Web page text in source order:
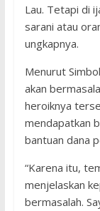
Lau. Tetapi di
sarani atau
ungkapnya.
Menurut
akan
heroiknya
mendapatkan
bantuan dana
“Karena itu,
menjelaskan
bermasalah.